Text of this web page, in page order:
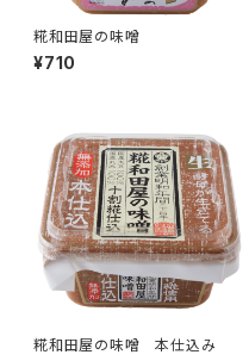
糀和田屋の味噌
¥710
糀和田屋の味噌 本仕込み